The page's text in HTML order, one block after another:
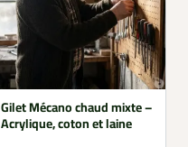
Gilet Mécano chaud mixte –
Acrylique, coton et laine